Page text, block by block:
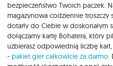
bezpieczeństwo Twoich paczek.
magazynowa codziennie
dotarły do Ciebie w doskonałym
dołączamy kartę Bohatera, który
uzbierasz odpowiednią liczbę
- pakiet gier całkowicie za darmo